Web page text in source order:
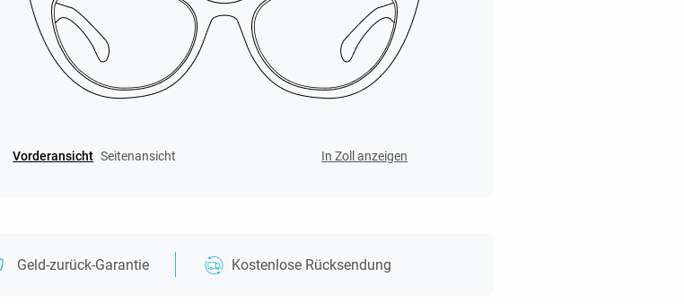
Vorderansicht Seitenansicht In Zoll anzeigen
Geld-zurück-Garantie Kostenlose Rücksendung